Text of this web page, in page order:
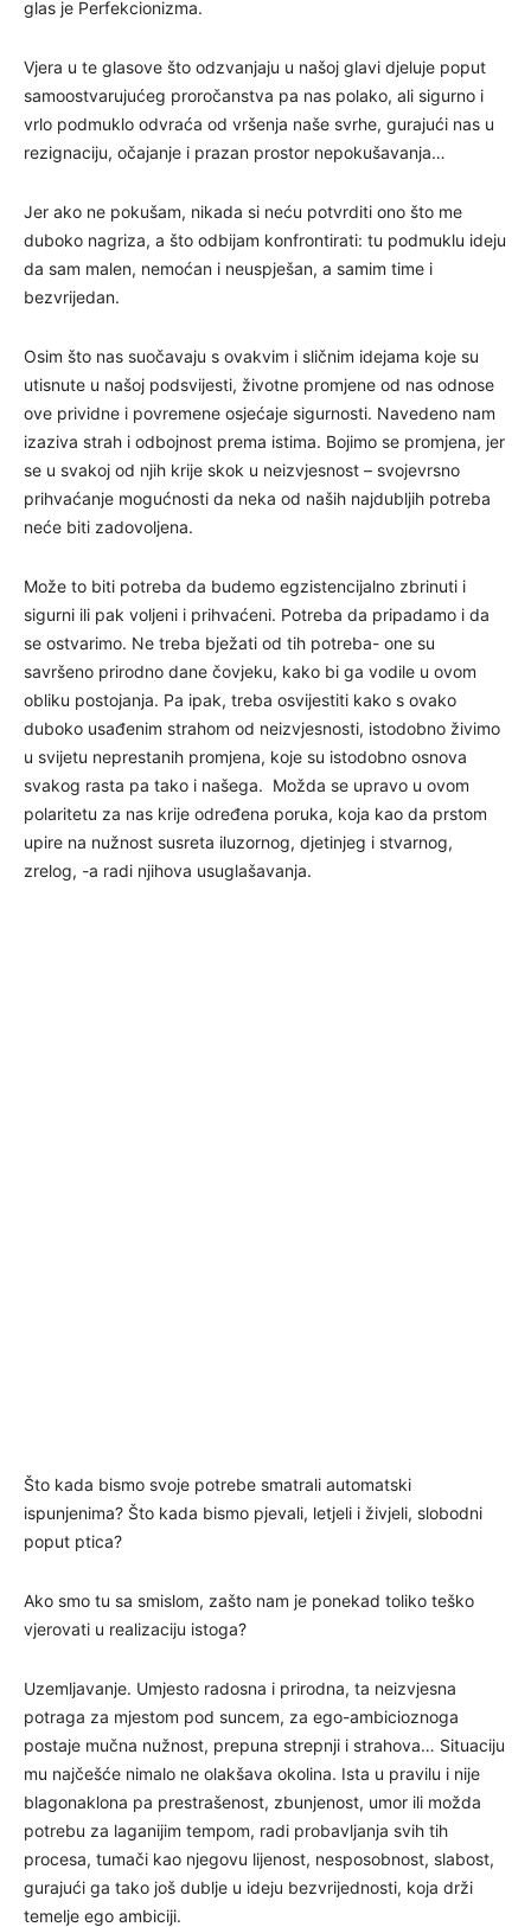
glas je Perfekcionizma.
Vjera u te glasove što odzvanjaju u našoj glavi djeluje poput
samoostvarujućeg proročanstva pa nas polako, ali sigurno i
vrlo podmuklo odvraća od vršenja naše svrhe, gurajući nas u
rezignaciju, očajanje i prazan prostor nepokušavanja…
Jer ako ne pokušam, nikada si neću potvrditi ono što me
duboko nagriza, a što odbijam konfrontirati: tu podmuklu ideju
da sam malen, nemoćan i neuspješan, a samim time i
bezvrijedan.
Osim što nas suočavaju s ovakvim i sličnim idejama koje su
utisnute u našoj podsvijesti, životne promjene od nas odnose
ove prividne i povremene osjećaje sigurnosti. Navedeno nam
izaziva strah i odbojnost prema istima. Bojimo se promjena, jer
se u svakoj od njih krije skok u neizvjesnost – svojevrsno
prihvaćanje mogućnosti da neka od naših najdubljih potreba
neće biti zadovoljena.
Može to biti potreba da budemo egzistencijalno zbrinuti i
sigurni ili pak voljeni i prihvaćeni. Potreba da pripadamo i da
se ostvarimo. Ne treba bježati od tih potreba- one su
savršeno prirodno dane čovjeku, kako bi ga vodile u ovom
obliku postojanja. Pa ipak, treba osvijestiti kako s ovako
duboko usađenim strahom od neizvjesnosti, istodobno živimo
u svijetu neprestanih promjena, koje su istodobno osnova
svakog rasta pa tako i našega. Možda se upravo u ovom
polaritetu za nas krije određena poruka, koja kao da prstom
upire na nužnost susreta iluzornog, djetinjeg i stvarnog,
zrelog, -a radi njihova usuglašavanja.
Što kada bismo svoje potrebe smatrali automatski
ispunjenima? Što kada bismo pjevali, letjeli i živjeli, slobodni
poput ptica?
Ako smo tu sa smislom, zašto nam je ponekad toliko teško
vjerovati u realizaciju istoga?
Uzemljavanje. Umjesto radosna i prirodna, ta neizvjesna
potraga za mjestom pod suncem, za ego-ambicioznoga
postaje mučna nužnost, prepuna strepnji i strahova… Situaciju
mu najčešće nimalo ne olakšava okolina. Ista u pravilu i nije
blagonaklona pa prestrašenost, zbunjenost, umor ili možda
potrebu za laganijim tempom, radi probavljanja svih tih
procesa, tumači kao njegovu lijenost, nesposobnost, slabost,
gurajući ga tako još dublje u ideju bezvrijednosti, koja drži
temelje ego ambiciji.